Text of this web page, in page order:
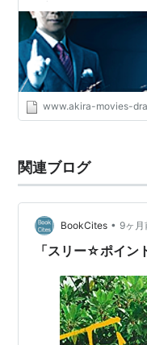
『私立探偵濱マイク
『すいか』
主なバラエティ
『TV’S HIGH』
www.akira-movies-
関連ブログ
BookCites • 9ヶ月
「スリー☆ポイ